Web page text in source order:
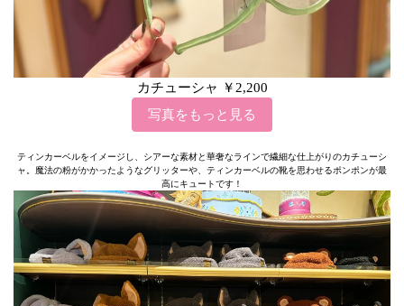
カチューシャ ￥2,200
写真をもっと見る
ティンカーベルをイメージし、シアーな素材と華奢なラインで繊細な仕上がりのカチューシ
ャ。魔法の粉がかかったようなグリッターや、ティンカーベルの靴を思わせるポンポンが最
高にキュートです！